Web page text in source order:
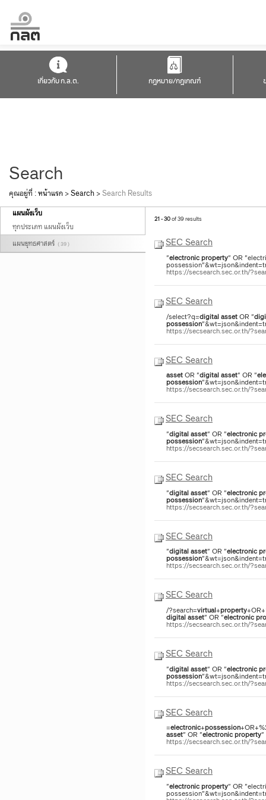
เกี่ยวกับ ก.ล.ต. กฎหมาย/กฎเกณฑ์
Search
คุณอยู่ที่ :หน้าแรก >Search >Search Results
แผนผังเว็บ
ทุกประเภท แผนผังเว็บ
แผนยุทธศาสตร์ ( 39 )
21 - 30of 39 results
SEC Search
"electronicproperty" OR
https://secsearch.sec.or.th/
SEC Search
/select?q=digitalassetOR "
possession
https://secsearch.sec.or.th/
SEC Search
assetOR "digitalasset" OR "
possession
https://secsearch.sec.or.th/
SEC Search
"digitalasset" OR "electronic
possession
https://secsearch.sec.or.th/
SEC Search
"digitalasset" OR "electronic
possession
https://secsearch.sec.or.th/
SEC Search
"digitalasset" OR "electronic
possession
https://secsearch.sec.or.th/
SEC Search
/?search=virtual+property
digitalasset" OR "electronic
https://secsearch.sec.or.th/
SEC Search
"digitalasset" OR "electronic
possession
https://secsearch.sec.or.th/
SEC Search
=electronic+possession
asset" OR "electronicproperty"
https://secsearch.sec.or.th/
SEC Search
"electronicproperty" OR